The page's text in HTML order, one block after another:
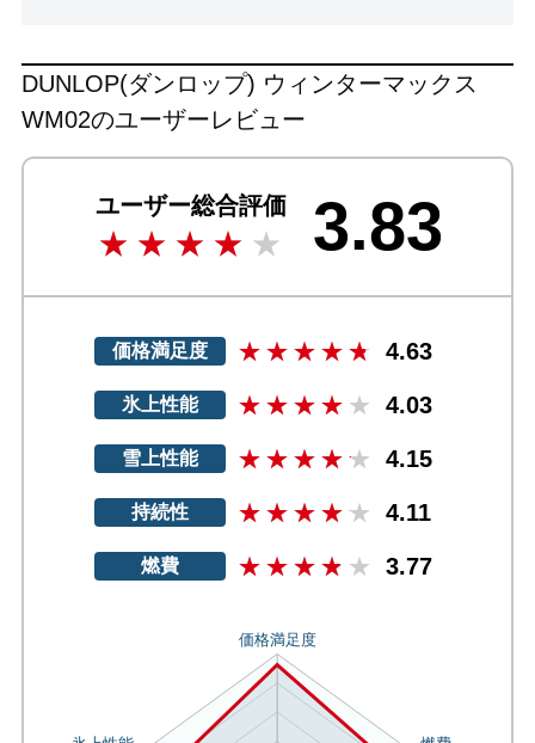
DUNLOP(ダンロップ) ウィンターマックス
WM02のユーザーレビュー
ユーザー総合評価 3.83
価格満足度 4.63
氷上性能 4.03
雪上性能 4.15
持続性 4.11
燃費 3.77